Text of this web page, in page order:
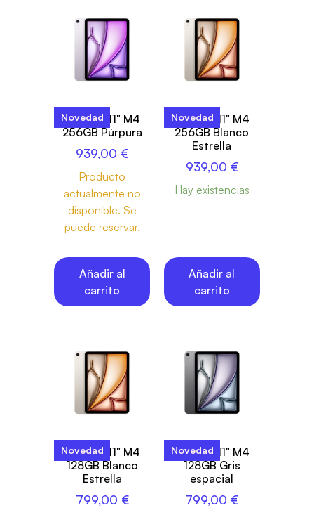
Novedad
iPad Air 11" M4
256GB Púrpura
939,00 €
Producto
actualmente no
disponible. Se
puede reservar.
Añadir al
carrito
Novedad
iPad Air 11" M4
256GB Blanco
Estrella
939,00 €
Hay existencias
Añadir al
carrito
Novedad
iPad Air 11" M4
128GB Blanco
Estrella
799,00 €
Novedad
iPad Air 11" M4
128GB Gris
espacial
799,00 €